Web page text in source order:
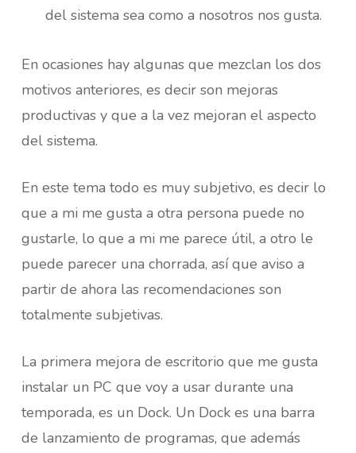
del sistema sea como a nosotros nos gusta.
En ocasiones hay algunas que mezclan los dos
motivos anteriores, es decir son mejoras
productivas y que a la vez mejoran el aspecto
del sistema.
En este tema todo es muy subjetivo, es decir lo
que a mi me gusta a otra persona puede no
gustarle, lo que a mi me parece útil, a otro le
puede parecer una chorrada, así que aviso a
partir de ahora las recomendaciones son
totalmente subjetivas.
La primera mejora de escritorio que me gusta
instalar un PC que voy a usar durante una
temporada, es un Dock. Un Dock es una barra
de lanzamiento de programas, que además